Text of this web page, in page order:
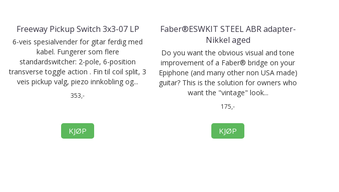
Freeway Pickup Switch 3x3-07 LP
6-veis spesialvender for gitar ferdig med
kabel. Fungerer som flere
standardswitcher: 2-pole, 6-position
transverse toggle action . Fin til coil split, 3
veis pickup valg, piezo innkobling og...
353,-
KJØP
Faber®ESWKIT STEEL ABR adapter-
Nikkel aged
Do you want the obvious visual and tone
improvement of a Faber® bridge on your
Epiphone (and many other non USA made)
guitar? This is the solution for owners who
want the "vintage" look...
175,-
KJØP